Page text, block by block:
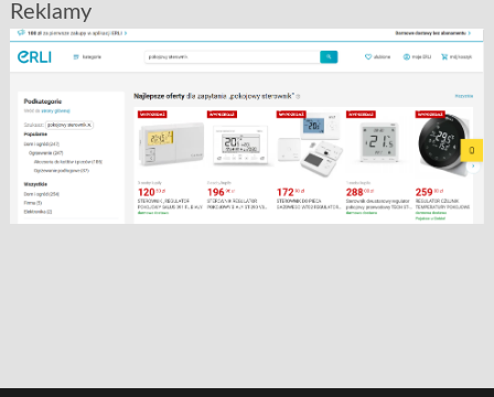
Reklamy